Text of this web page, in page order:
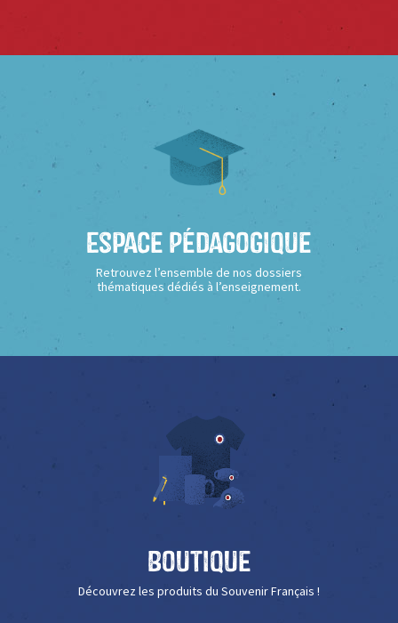
Espace Pédagogique
Retrouvez l’ensemble de nos dossiers
thématiques dédiés à l’enseignement.
Boutique
Découvrez les produits du Souvenir Français !